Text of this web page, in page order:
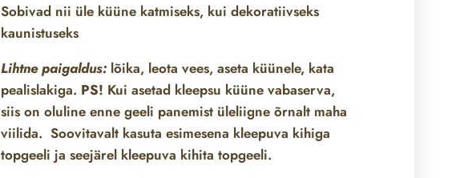
Sobivad nii üle küüne katmiseks, kui dekoratiivseks
kaunistuseks
Lihtne paigaldus: lõika, leota vees, aseta küünele, kata
pealislakiga. PS! Kui asetad kleepsu küüne vabaserva,
siis on oluline enne geeli panemist üleliigne õrnalt maha
viilida. Soovitavalt kasuta esimesena kleepuva kihiga
topgeeli ja seejärel kleepuva kihita topgeeli.